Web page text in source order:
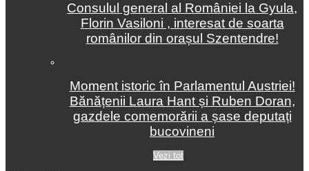
Consulul general al României la Gyula,
Florin Vasiloni , interesat de soarta
românilor din orașul Szentendre!
Moment istoric în Parlamentul Austriei!
Bănățenii Laura Hant și Ruben Doran,
gazdele comemorării a șase deputați
bucovineni
Vezi tot